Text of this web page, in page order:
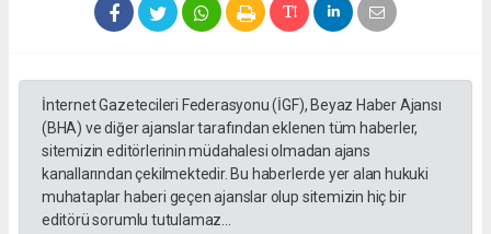
İnternet Gazetecileri Federasyonu (İGF), Beyaz Haber Ajansı
(BHA) ve diğer ajanslar tarafından eklenen tüm haberler,
sitemizin editörlerinin müdahalesi olmadan ajans
kanallarından çekilmektedir. Bu haberlerde yer alan hukuki
muhataplar haberi geçen ajanslar olup sitemizin hiç bir
editörü sorumlu tutulamaz...